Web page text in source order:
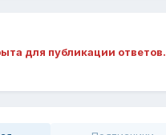
для публикации ответов.